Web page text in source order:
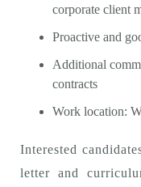
corporate client
Proactive and
Additional
contracts
Work location:
Interested
letter and